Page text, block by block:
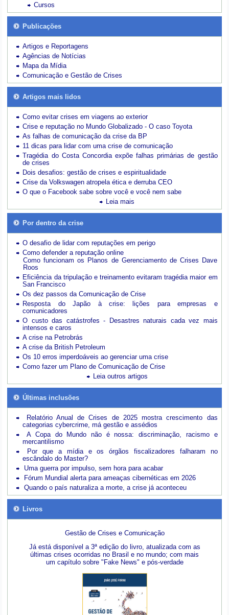
Cursos
Publicações
Artigos e Reportagens
Agências de Notícias
Mapa da Mídia
Comunicação e Gestão de Crises
Artigos mais lidos
Como evitar crises em viagens ao exterior
Crise e reputação no Mundo Globalizado - O caso Toyota
As falhas de comunicação da crise da BP
11 dicas para lidar com uma crise de comunicação
Tragédia do Costa Concordia expõe falhas primárias de gestão
de crises
Dois desafios: gestão de crises e espiritualidade
Crise da Volkswagen atropela ética e derruba CEO
O que o Facebook sabe sobre você e você nem sabe
Leia mais
Por dentro da crise
O desafio de lidar com reputações em perigo
Como defender a reputação online
Como funcionam os Planos de Gerenciamento de Crises Dave
Roos
Eficiência da tripulação e treinamento evitaram tragédia maior em
San Francisco
Os dez passos da Comunicação de Crise
Resposta do Japão à crise: lições para empresas e
comunicadores
O custo das catástrofes -
Desastres naturais cada vez mais
intensos e caros
A crise na Petrobrás
A crise da British Petroleum
Os 10 erros imperdoáveis ao gerenciar uma crise
Como fazer um Plano de Comunicação de Crise
Leia outros artigos
Últimas inclusões
Relatório Anual de Crises de 2025 mostra crescimento das
categorias cybercrime, má gestão e assédios
A Copa do Mundo não é nossa: discriminação, racismo e
mercantilismo
Por que a mídia e os órgãos fiscalizadores falharam no
escândalo do Master?
Uma guerra por impulso, sem hora para acabar
Fórum Mundial alerta para ameaças cibernéticas em 2026
Quando o país naturaliza a morte, a crise já aconteceu
Livros
Gestão de Crises e Comunicação
Já está disponível a 3ª edição do livro, atualizada com as
últimas crises ocorridas no Brasil e no mundo; com mais
um capítulo sobre "Fake News" e pós-verdade